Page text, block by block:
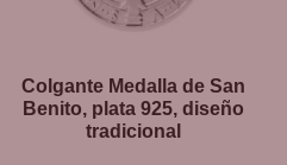
Colgante Medalla de San
Benito, plata 925, diseño
tradicional